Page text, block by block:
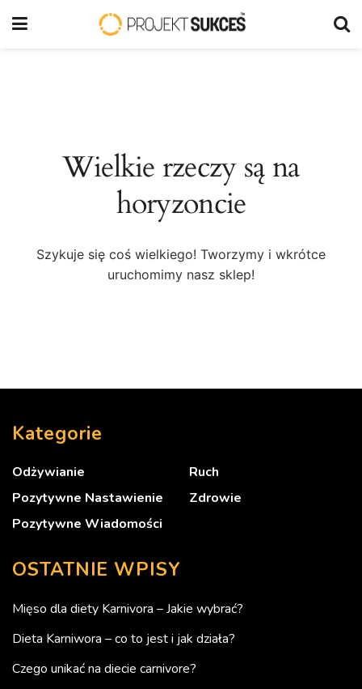
Wielkie rzeczy są na
horyzoncie
Szykuje się coś wielkiego! Tworzymy i wkrótce
uruchomimy nasz sklep!
Kategorie
Odżywianie
Pozytywne Nastawienie
Pozytywne Wiadomości
Ruch
Zdrowie
OSTATNIE WPISY
Mięso dla diety Karnivora – Jakie wybrać?
Dieta Karniwora – co to jest i jak działa?
Czego unikać na diecie carnivore?